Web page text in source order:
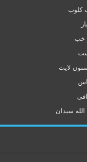
کلوب
خب
لایت
سیدان